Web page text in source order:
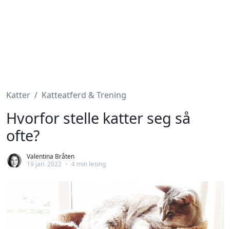
Katter Katteatferd & Trening
Hvorfor stelle katter seg så
ofte?
Valentina Bråten
19 jan. 2022 • 4 min lesing